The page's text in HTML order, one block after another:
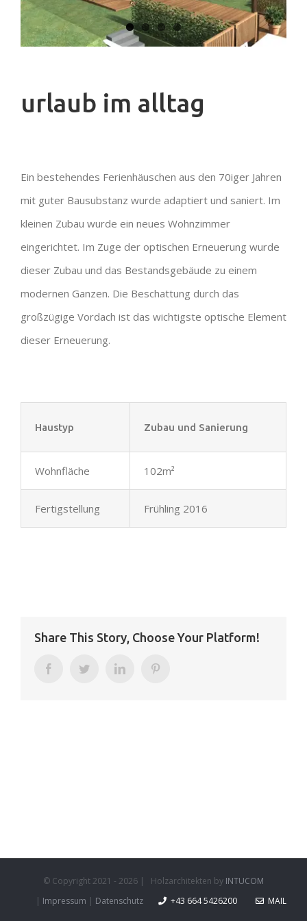
urlaub im alltag
Ein bestehendes Ferienhäuschen aus den 70iger Jahren
mit guter Bausubstanz wurde adaptiert und saniert. Im
kleinen Zubau wurde ein neues Wohnzimmer
eingerichtet. Im Zuge der optischen Erneuerung wurde
dieser Zubau und das Bestandsgebäude zu einem
modernen Ganzen. Die Beschattung durch das
großzügige Vordach ist das wichtigste optische Element
dieser Erneuerung.
Haustyp Zubau und Sanierung
Wohnfläche 102m²
Fertigstellung Frühling 2016
Share This Story, Choose Your Platform!
Facebook Twitter LinkedIn
© Copyright 2021 - 2026 | Holzarchitekten by INTUCOM
| Impressum | Datenschutz +43 664 5426200 MAIL